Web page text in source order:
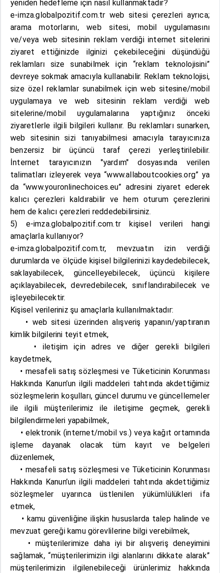
yeniden hedefleme için nasıl kullanmaktadır?
e-imza.globalpozitif.com.tr web sitesi çerezleri ayrıca;
arama motorlarını, web sitesi, mobil uygulamasını
ve/veya web sitesinin reklam verdiği internet sitelerini
ziyaret ettiğinizde ilginizi çekebileceğini düşündüğü
reklamları size sunabilmek için “reklam teknolojisini”
devreye sokmak amacıyla kullanabilir. Reklam teknolojisi,
size özel reklamlar sunabilmek için web sitesine/mobil
uygulamaya ve web sitesinin reklam verdiği web
sitelerine/mobil uygulamalarına yaptığınız önceki
ziyaretlerle ilgili bilgileri kullanır. Bu reklamları sunarken,
web sitesinin sizi tanıyabilmesi amacıyla tarayıcınıza
benzersiz bir üçüncü taraf çerezi yerleştirilebilir.
İnternet tarayıcınızın "yardım" dosyasında verilen
talimatları izleyerek veya “www.allaboutcookies.org” ya
da “www.youronlinechoices.eu” adresini ziyaret ederek
kalıcı çerezleri kaldırabilir ve hem oturum çerezlerini
hem de kalıcı çerezleri reddedebilirsiniz.
5) e-imza.globalpozitif.com.tr kişisel verileri hangi
amaçlarla kullanıyor?
e-imza.globalpozitif.com.tr, mevzuatın izin verdiği
durumlarda ve ölçüde kişisel bilgilerinizi kaydedebilecek,
saklayabilecek, güncelleyebilecek, üçüncü kişilere
açıklayabilecek, devredebilecek, sınıflandırabilecek ve
işleyebilecektir.
Kişisel verileriniz şu amaçlarla kullanılmaktadır:
• web sitesi üzerinden alışveriş yapanın/yaptıranın
kimlik bilgilerini teyit etmek,
• iletişim için adres ve diğer gerekli bilgileri
kaydetmek,
• mesafeli satış sözleşmesi ve Tüketicinin Korunması
Hakkında Kanun’un ilgili maddeleri tahtında akdettiğimiz
sözleşmelerin koşulları, güncel durumu ve güncellemeler
ile ilgili müşterilerimiz ile iletişime geçmek, gerekli
bilgilendirmeleri yapabilmek,
• elektronik (internet/mobil vs.) veya kağıt ortamında
işleme dayanak olacak tüm kayıt ve belgeleri
düzenlemek,
• mesafeli satış sözleşmesi ve Tüketicinin Korunması
Hakkında Kanun’un ilgili maddeleri tahtında akdettiğimiz
sözleşmeler uyarınca üstlenilen yükümlülükleri ifa
etmek,
• kamu güvenliğine ilişkin hususlarda talep halinde ve
mevzuat gereği kamu görevlilerine bilgi verebilmek,
• müşterilerimize daha iyi bir alışveriş deneyimini
sağlamak, “müşterilerimizin ilgi alanlarını dikkate alarak”
müşterilerimizin ilgilenebileceği ürünlerimiz hakkında